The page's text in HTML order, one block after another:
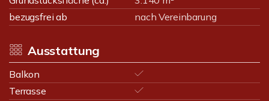
bezugsfrei ab
nach Vereinbarung
Ausstattung
Balkon
Terrasse